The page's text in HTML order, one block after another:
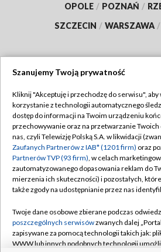
OPOLE / POZNAŃ /
SZCZECIN / WARSZAWA /
TVP
Abonament TVP
Emisja w TVP
Centrum informacji TVP
Naziemna Telewizja Cyfrowa
Rada Programowa
System NOS
Regulamin
Polityka
Moje zgody
Pomoc
Kontakt
Szanujemy Twoją prywatność
Kliknij "Akceptuję i przechodzę do serwisu", aby
korzystanie z technologii automatycznego
dostęp do informacji na Twoim urządzeniu
przechowywanie oraz na przetwarzanie
nas, czyli Telewizję Polską S.A. w likwidacji
Zaufanych Partnerów z IAB* (1201 firm) oraz
Partnerów TVP (93 firm), w celach
zautomatyzowanego dopasowania reklam do
mierzenia ich skuteczności) i pozostałych,
także zgody na udostępnianie przez nas
Twoje dane osobowe zbierane podczas
poszczególnych serwisówzwanych dalej
zapisywane za pomocą technologii takich jak:
WWW lub innych podobnych technologii